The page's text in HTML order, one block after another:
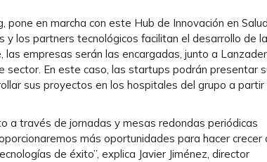
en marcha con este Hub de Innovación en
los partners tecnológicos facilitan el desarrollo de
empresas serán las encargadas, junto a
sector. En este caso, las startups podrán presentar
sus proyectos en los hospitales del grupo a partir
a través de jornadas y mesas redondas periódicas
más oportunidades para hacer crecer
de éxito”, explica Javier Jiménez, director